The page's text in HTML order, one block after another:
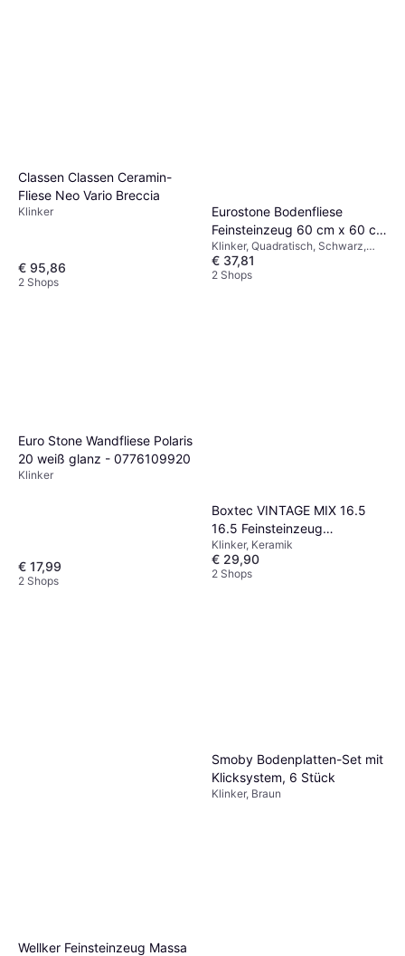
Classen Classen Ceramin-
Fliese Neo Vario Breccia
Klinker
€ 95,86
2 Shops
Eurostone Bodenfliese
Feinsteinzeug 60 cm x 60 cm
- Schwarz 59.9x59.9cm
Klinker, Quadratisch, Schwarz,
Breite: 59.9cm, Länge: 59.9cm
€ 37,81
2 Shops
Euro Stone Wandfliese Polaris
20 weiß glanz - 0776109920
Klinker
€ 17,99
2 Shops
Boxtec VINTAGE MIX 16.5
16.5 Feinsteinzeug
Bodenfliese Keramik Deko-
Fliese
Klinker, Keramik
€ 29,90
2 Shops
Wellker Feinsteinzeug Massa
Smoby Bodenplatten-Set mit
Klicksystem, 6 Stück
Klinker, Braun